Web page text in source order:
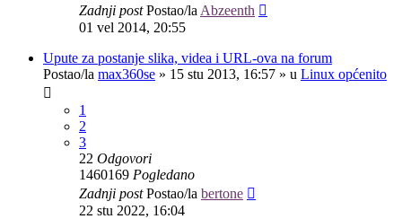
Zadnji postPostao/la Abzeenth
01 vel 2014, 20:55
Upute za postanje slika, videa i URL-ova na forum
Postao/la max360se » 15 stu 2013, 16:57 » u Linux općenito
1
2
3
22 Odgovori
1460169 Pogledano
Zadnji postPostao/la bertone
22 stu 2022, 16:04